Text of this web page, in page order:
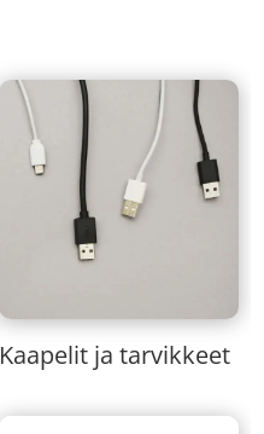
Kaapelit ja tarvikkeet